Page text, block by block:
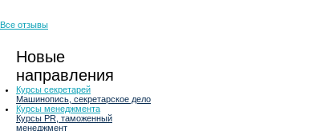
Все отзывы
Новые
направления
Курсы секретарей
Машинопись, секретарское дело
Курсы менеджмента
Курсы PR, таможенный
менеджмент